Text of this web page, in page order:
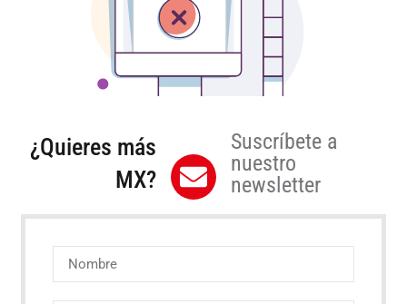
¿Quieres más
MX?
Suscríbete a
nuestro
newsletter